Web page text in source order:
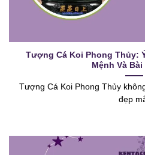
Tượng Cá Koi Phong Thủy:
Mệnh Và Bài
Tượng Cá Koi Phong Thủy
đẹp